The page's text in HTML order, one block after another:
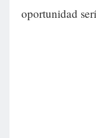
oportunidad